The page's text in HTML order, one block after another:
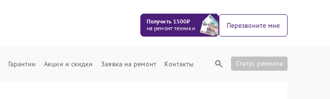
Получить 1500₽
на ремонт техники
Перезвоните мне
Гарантии Акции и скидки Заявка на ремонт Контакты Статус ремонта